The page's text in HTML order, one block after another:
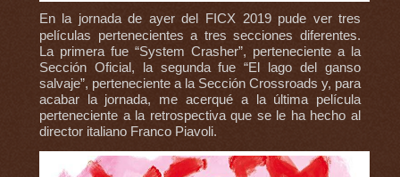
En la jornada de ayer del FICX 2019 pude ver tres
películas pertenecientes a tres secciones diferentes.
La primera fue “System Crasher”, perteneciente a la
Sección Oficial, la segunda fue “El lago del ganso
salvaje”, perteneciente a la Sección Crossroads y, para
acabar la jornada, me acerqué a la última película
perteneciente a la retrospectiva que se le ha hecho al
director italiano Franco Piavoli.